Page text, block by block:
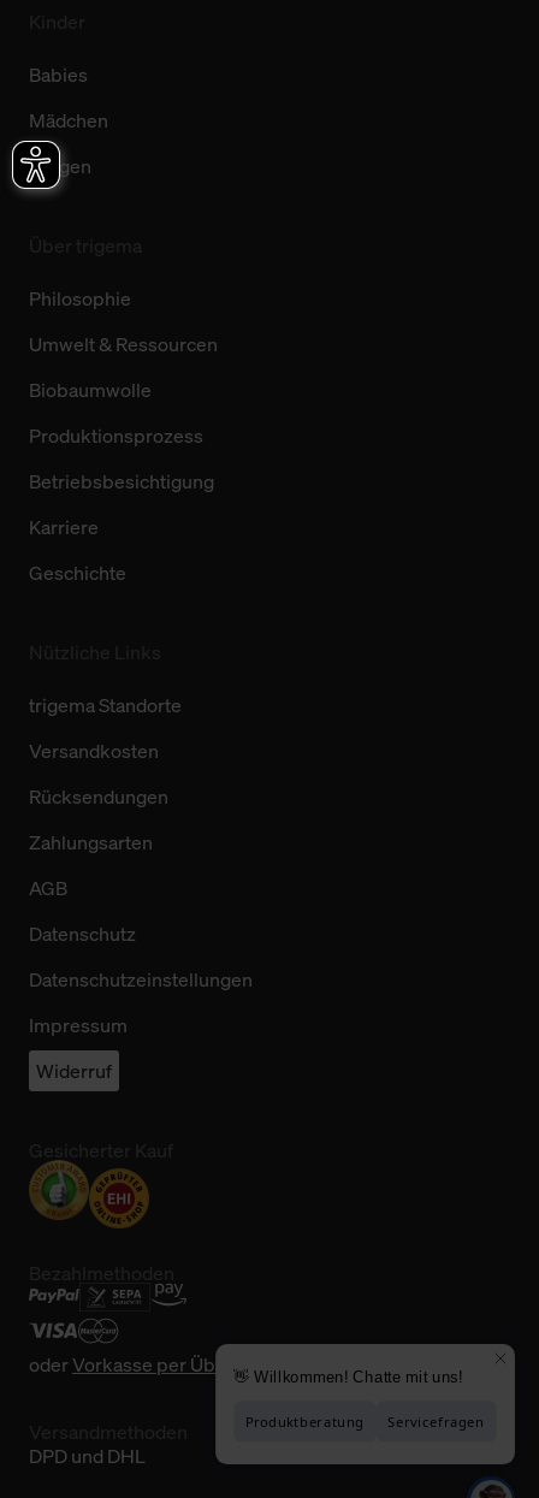
Babies
Mädchen
Jungen
Philosophie
Umwelt & Ressourcen
Biobaumwolle
Produktionsprozess
Betriebsbesichtigung
Karriere
Geschichte
trigema Standorte
Versandkosten
Rücksendungen
Zahlungsarten
AGB
Datenschutz
Datenschutzeinstellungen
Impressum
Widerruf
oderVorkasse per Überweisung
DPD und DHL